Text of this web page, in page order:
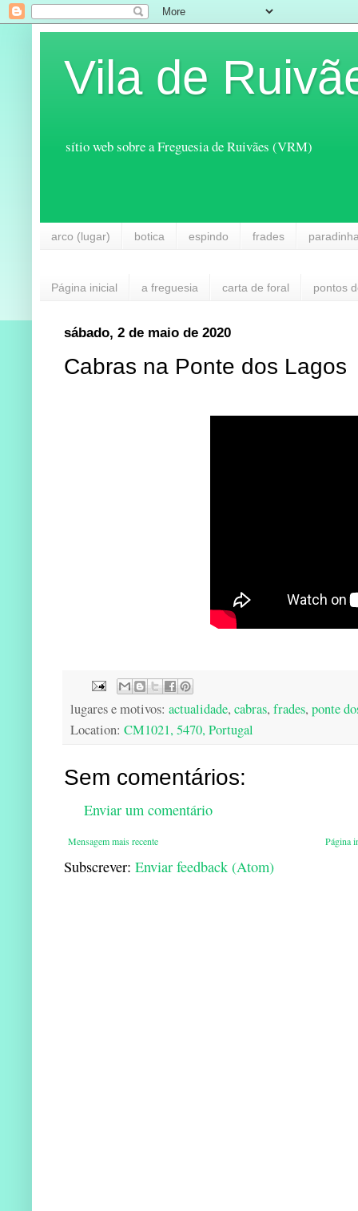
Vila de
sítio web sobre a Freguesia de Ruivães (VRM)
arco (lugar) botica espindo frades
Página inicial a freguesia carta de foral pontos
sábado, 2 de maio de 2020
Cabras na Ponte dos Lagos
lugares e motivos: actualidade, cabras, frades, ponte
Location: CM1021, 5470, Portugal
Sem comentários:
Enviar um comentário
Mensagem mais recente Página
Subscrever: Enviar feedback (Atom)